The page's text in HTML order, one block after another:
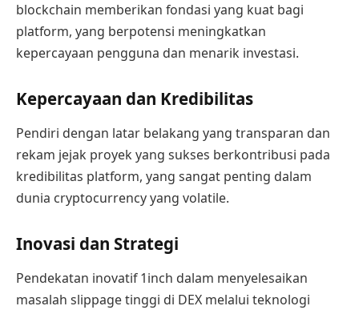
blockchain memberikan fondasi yang kuat bagi
platform, yang berpotensi meningkatkan
kepercayaan pengguna dan menarik investasi.
Kepercayaan dan Kredibilitas
Pendiri dengan latar belakang yang transparan dan
rekam jejak proyek yang sukses berkontribusi pada
kredibilitas platform, yang sangat penting dalam
dunia cryptocurrency yang volatile.
Inovasi dan Strategi
Pendekatan inovatif 1inch dalam menyelesaikan
masalah slippage tinggi di DEX melalui teknologi